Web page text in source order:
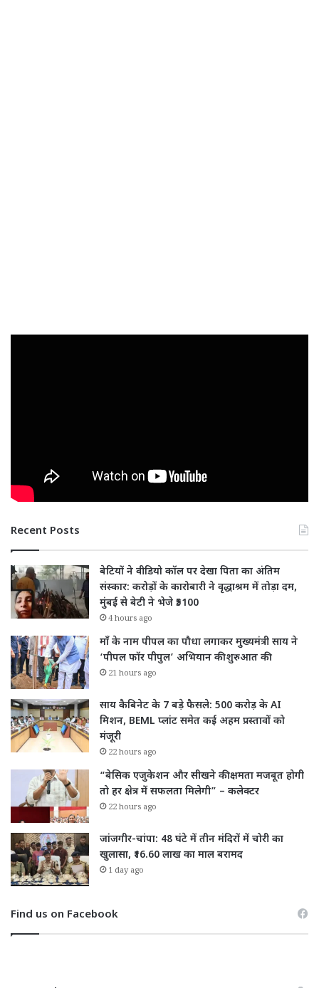
Recent Posts
बेटियों ने वीडियो कॉल पर देखा पिता का अंतिम
संस्कार: करोड़ों के कारोबारी ने वृद्धाश्रम में तोड़ा दम,
मुंबई से बेटी ने भेजे ₹5100
4 hours ago
माँ के नाम पीपल का पौधा लगाकर मुख्यमंत्री साय ने
‘पीपल फॉर पीपुल’ अभियान की शुरुआत की
21 hours ago
साय कैबिनेट के 7 बड़े फैसले: 500 करोड़ के AI
मिशन, BEML प्लांट समेत कई अहम प्रस्तावों को
मंजूरी
22 hours ago
“बेसिक एजुकेशन और सीखने की क्षमता मजबूत होगी
तो हर क्षेत्र में सफलता मिलेगी” – कलेक्टर
22 hours ago
जांजगीर-चांपा: 48 घंटे में तीन मंदिरों में चोरी का
खुलासा, ₹16.60 लाख का माल बरामद
1 day ago
Find us on Facebook